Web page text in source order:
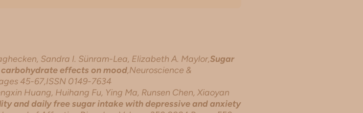
Sandra I. Sünram-Lea, Elizabeth A. Maylor,Sugar
effects on mood,Neuroscience &
45-67,ISSN 0149-7634
Huang, Huihang Fu, Ying Ma, Runsen Chen, Xiaoyan
and daily free sugar intake with depressive and anxiety